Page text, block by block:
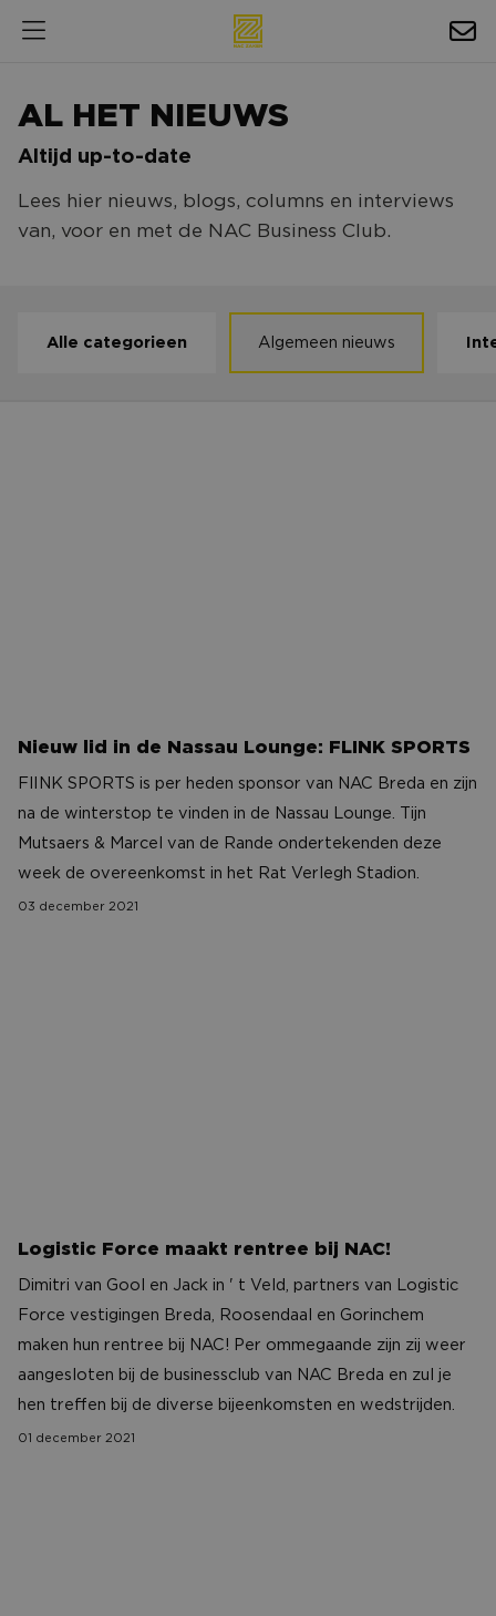
AGENDA
AL HET NIEUWS
Altijd up-to-date
Lees hier nieuws, blogs, columns en interviews
van, voor en met de NAC Business Club.
Alle categorieen Algemeen nieuws
Nieuw lid in de Nassau Lounge: FLINK SPORTS
FlINK SPORTS is per heden sponsor van NAC Breda en zijn
na de winterstop te vinden in de Nassau Lounge. Tijn
Mutsaers & Marcel van de Rande ondertekenden deze
week de overeenkomst in het Rat Verlegh Stadion.
03 december 2021
Logistic Force maakt rentree bij NAC!
Dimitri van Gool en Jack in ' t Veld, partners van Logistic
Force vestigingen Breda, Roosendaal en Gorinchem
maken hun rentree bij NAC! Per ommegaande zijn zij weer
aangesloten bij de businessclub van NAC Breda en zul je
hen treffen bij de diverse bijeenkomsten en wedstrijden.
01 december 2021